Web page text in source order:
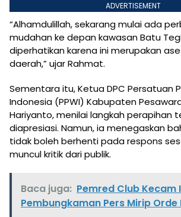
ADVERTISEMENT
“Alhamdulillah, sekarang mulai ada
mudahan ke depan kawasan Batu
diperhatikan karena ini merupakan
daerah,” ujar Rahmat.
Sementara itu, Ketua DPC Persatuan
Indonesia (PPWI) Kabupaten
Hariyanto, menilai langkah perapihan
diapresiasi. Namun, ia menegaskan
tidak boleh berhenti pada respons
muncul kritik dari publik.
Baca juga: Pemred Club Kecam
Pembungkaman Pers Mirip Orde